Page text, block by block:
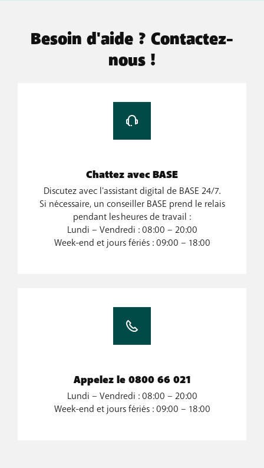
Besoin d'aide ? Contactez-
nous !
Chattez avec BASE
Discutez avec l'assistant digital de BASE 24/7.
Si nécessaire, un conseiller BASE prend le relais
pendant les heures de travail :
Lundi – Vendredi : 08:00 – 20:00
Week-end et jours fériés : 09:00 – 18:00
Appelez le 0800 66 021
Lundi – Vendredi : 08:00 – 20:00
Week-end et jours fériés : 09:00 – 18:00